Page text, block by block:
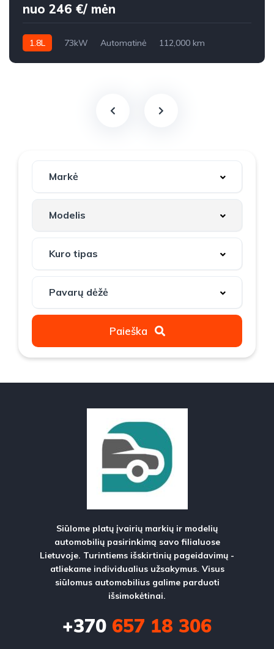
nuo 246 €/ mėn
1.8L 73kW Automatinė
112,000 km
Paieška
Siūlome platų įvairių markių ir modelių
automobilių pasirinkimą savo filialuose
Lietuvoje. Turintiems išskirtinių pageidavimų -
atliekame individualius užsakymus. Visus
siūlomus automobilius galime parduoti
išsimokėtinai.
+370 657 18 306